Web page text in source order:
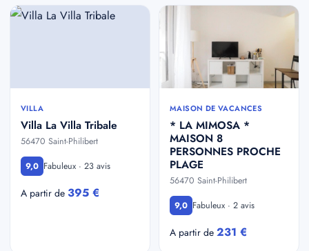
VILLA
Villa La Villa Tribale
56470 Saint-Philibert
9,0 Fabuleux · 23 avis
A partir de 395 €
MAISON DE VACANCES
* LA MIMOSA *
MAISON 8
PERSONNES PROCHE
PLAGE
56470 Saint-Philibert
9,0 Fabuleux · 2 avis
A partir de 231 €